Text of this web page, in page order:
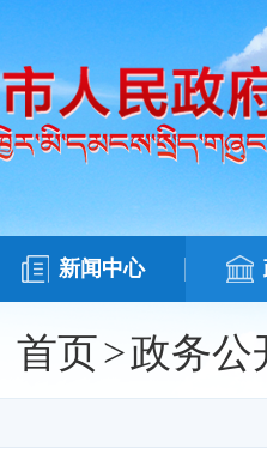
新闻中心
首页>政务公